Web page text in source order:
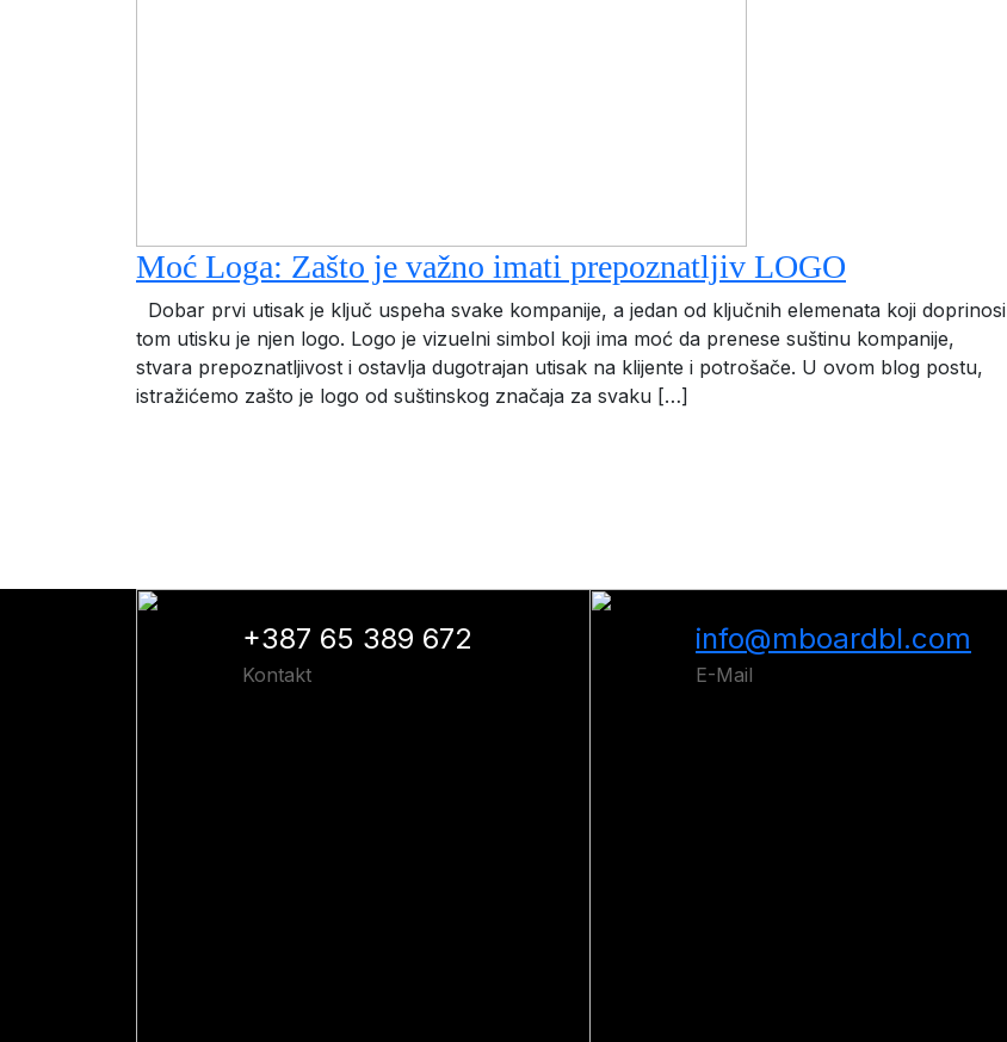
Moć Loga: Zašto je važno imati prepoznatljiv LOGO
Dobar prvi utisak je ključ uspeha svake kompanije, a jedan od ključnih elemenata koji doprinosi
tom utisku je njen logo. Logo je vizuelni simbol koji ima moć da prenese suštinu kompanije,
stvara prepoznatljivost i ostavlja dugotrajan utisak na klijente i potrošače. U ovom blog postu,
istražićemo zašto je logo od suštinskog značaja za svaku […]
+387 65 389 672
Kontakt
info@mboardbl.com
E-Mail